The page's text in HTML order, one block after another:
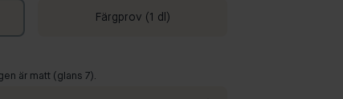
Färgprov (1 dl)
är matt (glans 7).